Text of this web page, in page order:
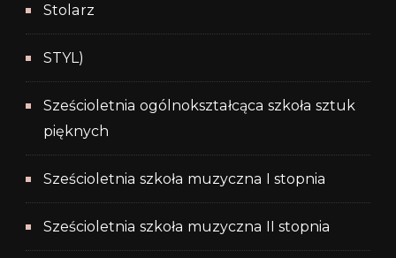
Stolarz
STYL)
Sześcioletnia ogólnokształcąca szkoła sztuk
pięknych
Sześcioletnia szkoła muzyczna I stopnia
Sześcioletnia szkoła muzyczna II stopnia